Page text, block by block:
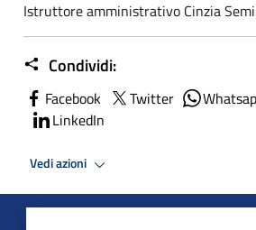
Istruttore amministrativo Cinzia
Condividi:
Facebook Twitter
LinkedIn
Vedi azioni